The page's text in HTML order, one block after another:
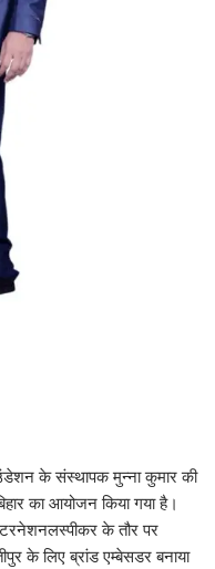
के संस्थापक मुन्ना कुमार की
का आयोजन किया गया है।
के तौर पर
के लिए ब्रांड एम्बेसडर बनाया